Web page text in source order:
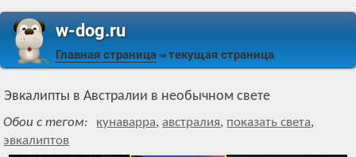
w-dog.ru
Главная страница ⇒ текущая страница
Эвкалипты в Австралии в необычном свете
Обои с тегом: кунаварра,австралия, показать света,
эвкалиптов